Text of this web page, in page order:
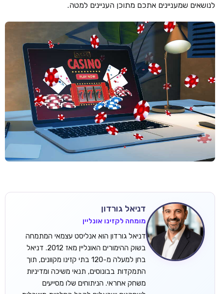
לנושאים שמעניינים אתכם מתוכן העניינים למטה.
דניאל גורדון
מומחה לקזינו אונליין
דניאל גורדון הוא אנליסט עצמאי המתמחה
בשוק ההימורים האונליין מאז 2012. דניאל
בחן למעלה מ-120 בתי קזינו מקוונים, תוך
התמקדות בבונוסים, תנאי משיכה ומדיניות
משחק אחראי. הניתוחים שלו מסייעים